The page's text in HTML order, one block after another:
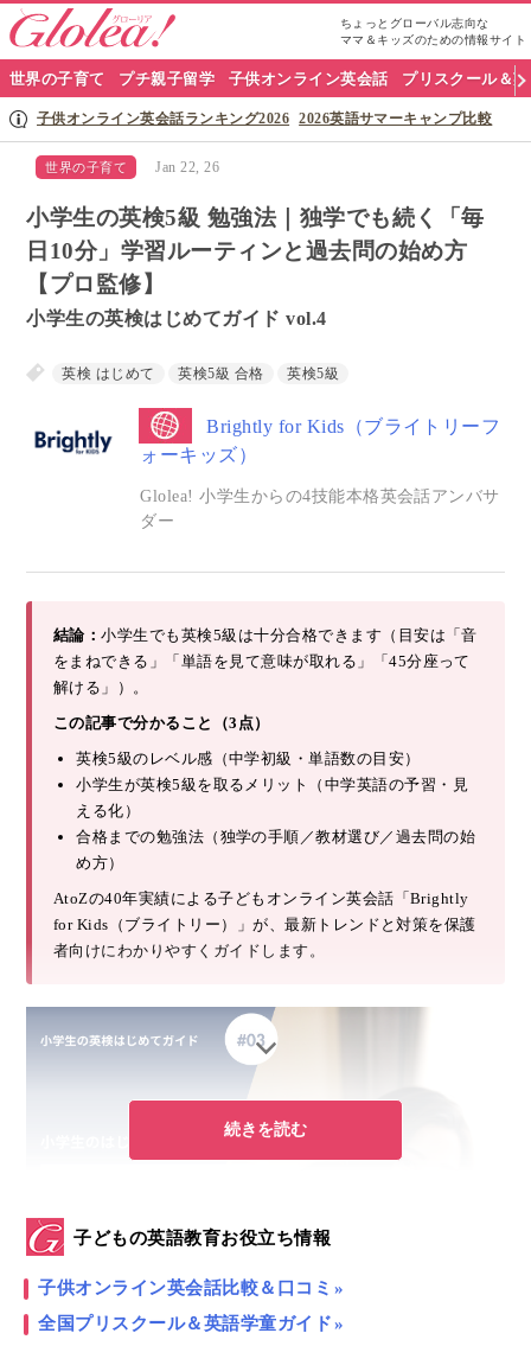
ちょっとグローバル志向な
ママ＆キッズのための情報サイト
グ
ロ
世界の子育て プチ親子留学 子供オンライン英会話 プリスクール＆
子供オンライン英会話ランキング2026 2026英語サマーキャンプ比較
世界の子育て Jan 22, 26
小学生の英検5級 勉強法｜独学でも続く「毎
日10分」学習ルーティンと過去問の始め方
【プロ監修】
小学生の英検はじめてガイド vol.4
英検 はじめて 英検5級 合格 英検5級
Brightly for Kids（ブライトリーフ
ォーキッズ）
Glolea! 小学生からの4技能本格英会話アンバサ
ダー
結論：小学生でも英検5級は十分合格できます（目安は「音
をまねできる」「単語を見て意味が取れる」「45分座って
解ける」）。
この記事で分かること（3点）
英検5級のレベル感（中学初級・単語数の目安）
小学生が英検5級を取るメリット（中学英語の予習・見
える化）
合格までの勉強法（独学の手順／教材選び／過去問の始
め方）
AtoZの40年実績による子どもオンライン英会話「Brightly
for Kids（ブライトリー）」が、最新トレンドと対策を保護
者向けにわかりやすくガイドします。
続きを読む
子どもの英語教育お役立ち情報
子供オンライン英会話比較＆口コミ
全国プリスクール＆英語学童ガイド